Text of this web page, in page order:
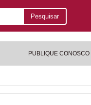
Pesquisar
PUBLIQUE CONOSCO